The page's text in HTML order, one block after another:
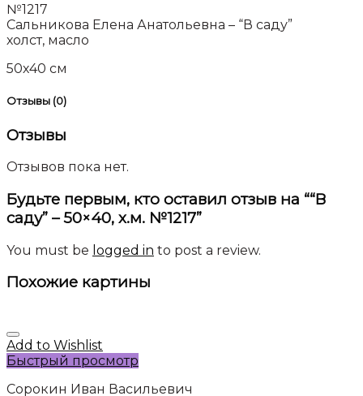
№1217
Сальникова Елена Анатольевна – “В саду”
холст, масло
50х40 см
Отзывы (0)
Отзывы
Отзывов пока нет.
Будьте первым, кто оставил отзыв на ““В
саду” – 50×40, х.м. №1217”
You must be logged in to post a review.
Похожие картины
Add to Wishlist
Быстрый просмотр
Сорокин Иван Васильевич